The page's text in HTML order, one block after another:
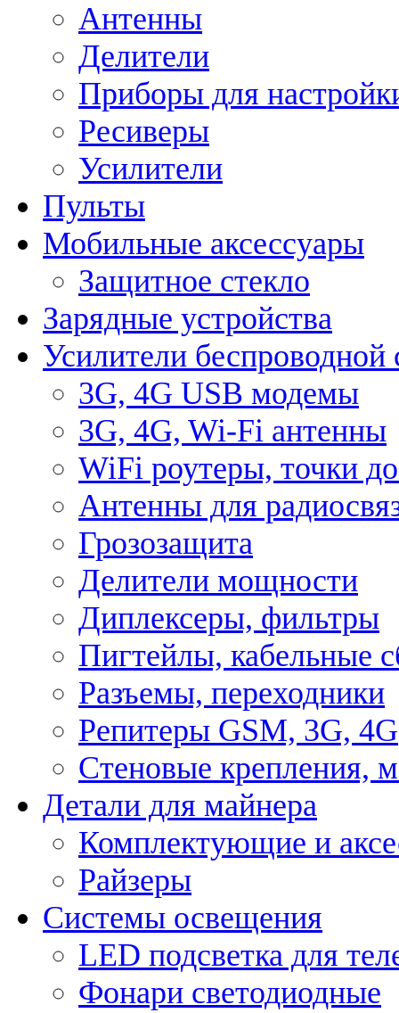
Антенны
Делители
Приборы для
Ресиверы
Усилители
Пульты
Мобильные аксессуары
Защитное стекло
Зарядные устройства
Усилители беспроводной
3G, 4G USB модемы
3G, 4G, Wi-Fi антенны
WiFi роутеры, точки
Антенны для
Грозозащита
Делители мощности
Диплексеры, фильтры
Пигтейлы, кабельные
Разъемы, переходники
Репитеры GSM, 3G, 4G
Стеновые крепления,
Детали для майнера
Комплектующие и
Райзеры
Системы освещения
LED подсветка для
Фонари светодиодные